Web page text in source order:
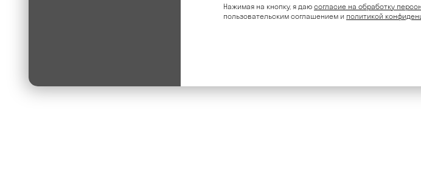
Нажимая на кнопку, я даю согласие на обработку
пользовательским соглашением и политикой